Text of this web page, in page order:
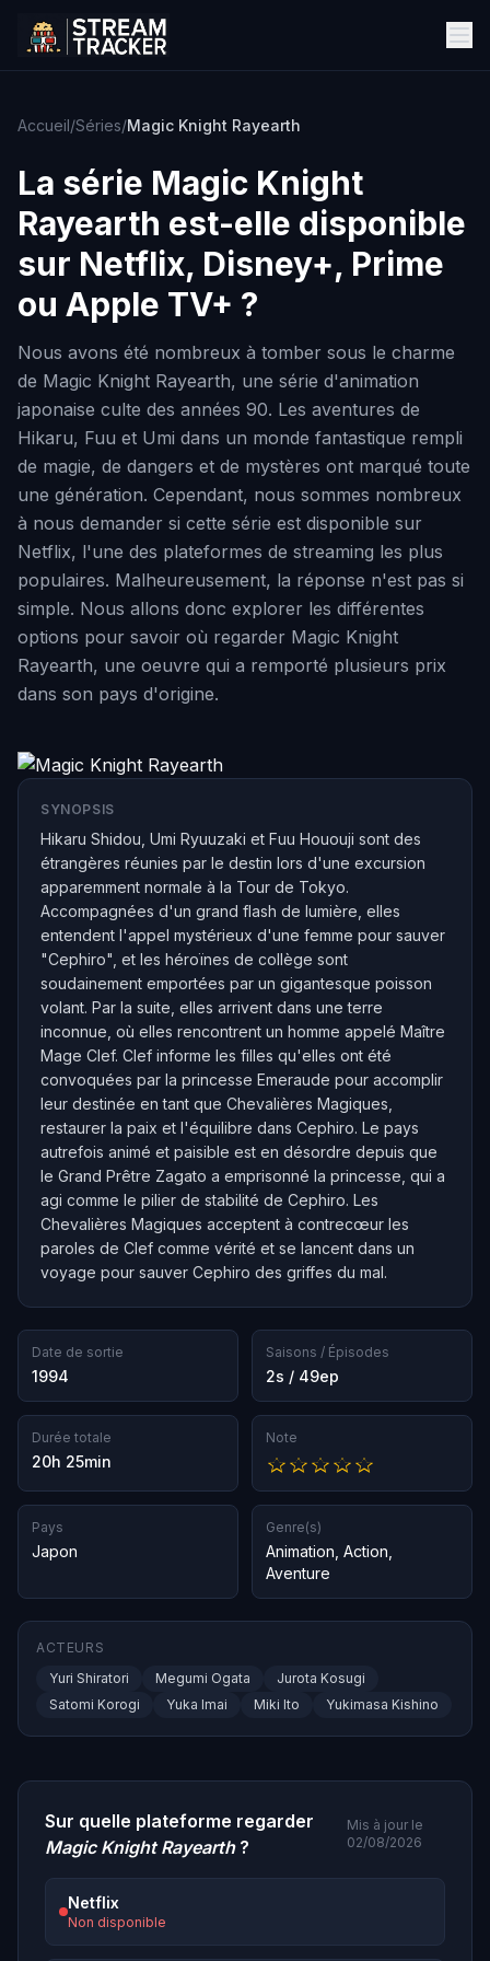
Accueil/Séries/Magic Knight Rayearth
La série Magic Knight
Rayearth est-elle disponible
sur Netflix, Disney+, Prime
ou Apple TV+ ?
Nous avons été nombreux à tomber sous le charme
de Magic Knight Rayearth, une série d'animation
japonaise culte des années 90. Les aventures de
Hikaru, Fuu et Umi dans un monde fantastique rempli
de magie, de dangers et de mystères ont marqué toute
une génération. Cependant, nous sommes nombreux
à nous demander si cette série est disponible sur
Netflix, l'une des plateformes de streaming les plus
populaires. Malheureusement, la réponse n'est pas si
simple. Nous allons donc explorer les différentes
options pour savoir où regarder Magic Knight
Rayearth, une oeuvre qui a remporté plusieurs prix
dans son pays d'origine.
SYNOPSIS
Hikaru Shidou, Umi Ryuuzaki et Fuu Hououji sont des
étrangères réunies par le destin lors d'une excursion
apparemment normale à la Tour de Tokyo.
Accompagnées d'un grand flash de lumière, elles
entendent l'appel mystérieux d'une femme pour sauver
"Cephiro", et les héroïnes de collège sont
soudainement emportées par un gigantesque poisson
volant. Par la suite, elles arrivent dans une terre
inconnue, où elles rencontrent un homme appelé Maître
Mage Clef. Clef informe les filles qu'elles ont été
convoquées par la princesse Emeraude pour accomplir
leur destinée en tant que Chevalières Magiques,
restaurer la paix et l'équilibre dans Cephiro. Le pays
autrefois animé et paisible est en désordre depuis que
le Grand Prêtre Zagato a emprisonné la princesse, qui a
agi comme le pilier de stabilité de Cephiro. Les
Chevalières Magiques acceptent à contrecœur les
paroles de Clef comme vérité et se lancent dans un
voyage pour sauver Cephiro des griffes du mal.
Date de sortie
1994
Saisons / Épisodes
2s / 49ep
Durée totale
20h 25min
Note
Pays
Japon
Genre(s)
Animation Action
Aventure
ACTEURS
Yuri Shiratori
Megumi Ogata
Jurota Kosugi
Satomi Korogi
Yuka Imai Miki Ito Yukimasa Kishino
Sur quelle plateforme regarder
Magic Knight Rayearth?
Mis à jour le
02/08/2026
Netflix
Non disponible